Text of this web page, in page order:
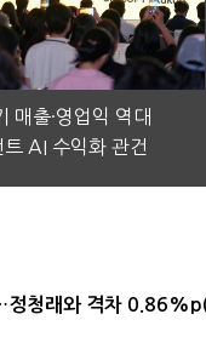
매출·영업익 역대
AI 수익화 관건
청래와 격차